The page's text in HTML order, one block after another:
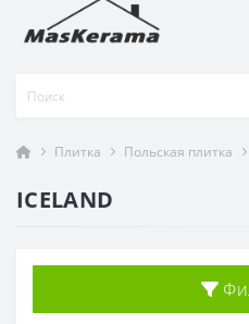
Плитка Польская плитка
ICELAND